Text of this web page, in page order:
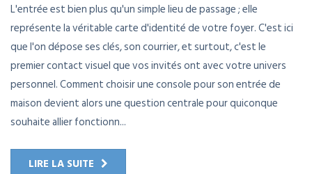
L'entrée est bien plus qu'un simple lieu de passage ; elle
représente la véritable carte d'identité de votre foyer. C'est ici
que l'on dépose ses clés, son courrier, et surtout, c'est le
premier contact visuel que vos invités ont avec votre univers
personnel. Comment choisir une console pour son entrée de
maison devient alors une question centrale pour quiconque
souhaite allier fonctionn...
LIRE LA SUITE